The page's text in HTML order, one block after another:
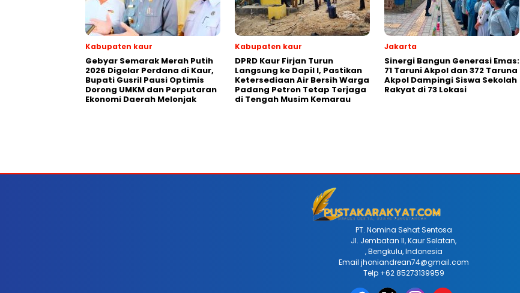
Kabupaten kaur
Gebyar Semarak Merah Putih
2026 Digelar Perdana di Kaur,
Bupati Gusril Pausi Optimis
Dorong UMKM dan Perputaran
Ekonomi Daerah Melonjak
Kabupaten kaur
DPRD Kaur Firjan Turun
Langsung ke Dapil I, Pastikan
Ketersediaan Air Bersih Warga
Padang Petron Tetap Terjaga
di Tengah Musim Kemarau
Jakarta
Sinergi Bangun Generasi Emas:
71 Taruni Akpol dan 372 Taruna
Akpol Dampingi Siswa Sekolah
Rakyat di 73 Lokasi
PT. Nomina Sehat Sentosa
Jl. Jembatan II, Kaur Selatan,
, Bengkulu, Indonesia
Email jhoniandrean74@gmail.com
Telp +62 85273139959